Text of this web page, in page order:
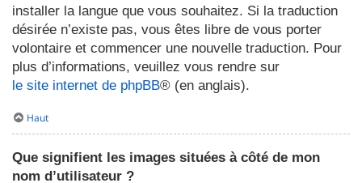
installer la langue que vous souhaitez. Si la traduction
désirée n’existe pas, vous êtes libre de vous porter
volontaire et commencer une nouvelle traduction. Pour
plus d’informations, veuillez vous rendre sur
le site internet de phpBB® (en anglais).
Haut
Que signifient les images situées à côté de mon
nom d’utilisateur ?